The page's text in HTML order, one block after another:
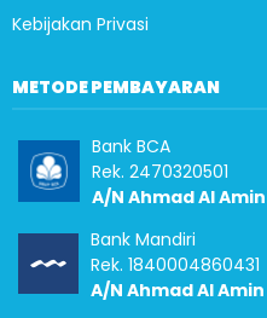
Kebijakan Privasi
METODE PEMBAYARAN
Bank BCA
Rek. 2470320501
A/N Ahmad Al Amin
Bank Mandiri
Rek. 1840004860431
A/N Ahmad Al Amin